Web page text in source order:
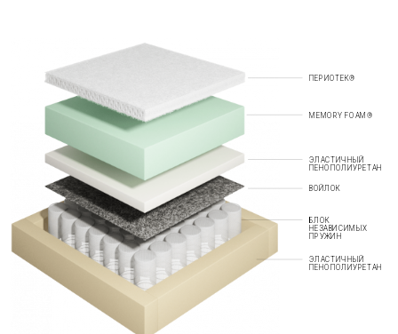
ПЕРИОТЕК®
MEMORY FOAM®
ЭЛАСТИЧНЫЙ
ПЕНОПОЛИУРЕТАН
ВОЙЛОК
БЛОК
НЕЗАВИСИМЫХ
ПРУЖИН
ЭЛАСТИЧНЫЙ
ПЕНОПОЛИУРЕТАН